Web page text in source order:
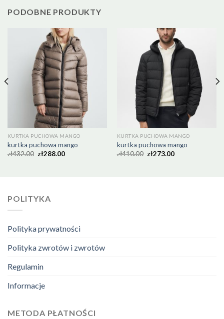
PODOBNE PRODUKTY
KURTKA PUCHOWA MANGO
kurtka puchowa mango
zł432.00 zł288.00
KURTKA PUCHOWA MANGO
kurtka puchowa mango
zł410.00 zł273.00
POLITYKA
Polityka prywatności
Polityka zwrotów i zwrotów
Regulamin
Informacje
METODA PŁATNOŚCI